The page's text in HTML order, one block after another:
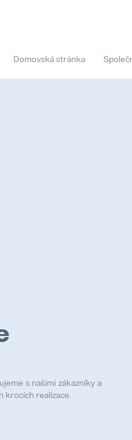
Domovská stránka
s našimi zákazníky a
krocích realizace.